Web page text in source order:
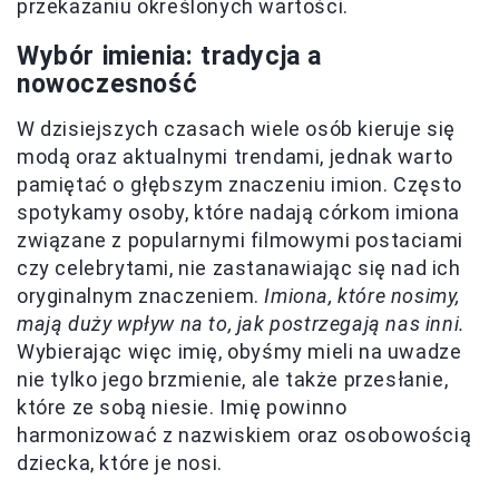
przekazaniu określonych wartości.
Wybór imienia: tradycja a
nowoczesność
W dzisiejszych czasach wiele osób kieruje się
modą oraz aktualnymi trendami, jednak warto
pamiętać o głębszym znaczeniu imion. Często
spotykamy osoby, które nadają córkom imiona
związane z popularnymi filmowymi postaciami
czy celebrytami, nie zastanawiając się nad ich
oryginalnym znaczeniem.Imiona, które nosimy,
mają duży wpływ na to, jak postrzegają nas inni.
Wybierając więc imię, obyśmy mieli na uwadze
nie tylko jego brzmienie, ale także przesłanie,
które ze sobą niesie. Imię powinno
harmonizować z nazwiskiem oraz osobowością
dziecka, które je nosi.